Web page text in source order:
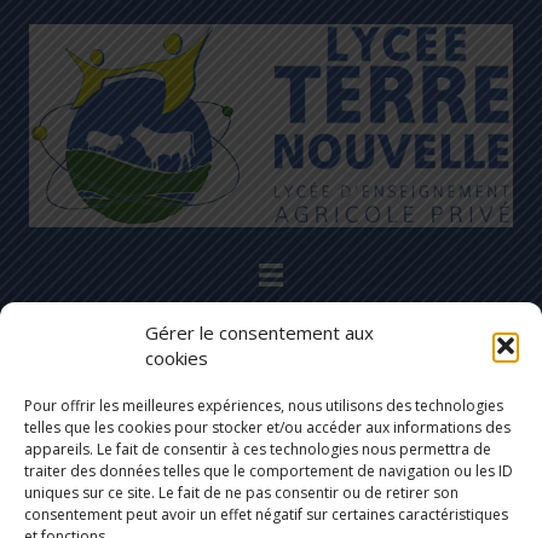
Gérer le consentement aux
cookies
Pour offrir les meilleures expériences, nous utilisons des technologies
telles que les cookies pour stocker et/ou accéder aux informations des
appareils. Le fait de consentir à ces technologies nous permettra de
traiter des données telles que le comportement de navigation ou les ID
uniques sur ce site. Le fait de ne pas consentir ou de retirer son
consentement peut avoir un effet négatif sur certaines caractéristiques
Restons en contact
04 66 32 07 42
48100 Marvejols
lyceeterrenouvelle@cneap.fr